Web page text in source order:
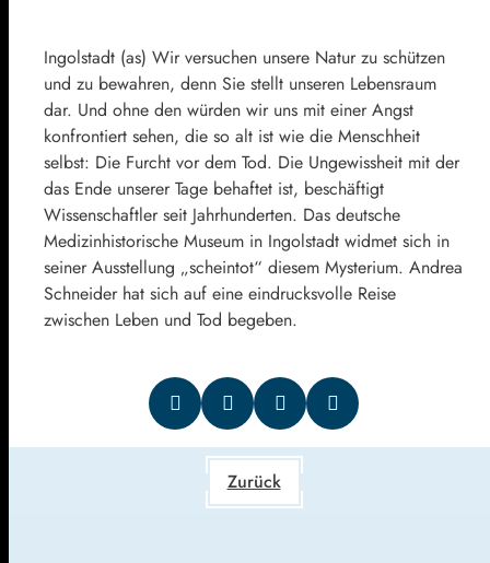
Ingolstadt (as) Wir versuchen unsere Natur zu schützen
und zu bewahren, denn Sie stellt unseren Lebensraum
dar. Und ohne den würden wir uns mit einer Angst
konfrontiert sehen, die so alt ist wie die Menschheit
selbst: Die Furcht vor dem Tod. Die Ungewissheit mit der
das Ende unserer Tage behaftet ist, beschäftigt
Wissenschaftler seit Jahrhunderten. Das deutsche
Medizinhistorische Museum in Ingolstadt widmet sich in
seiner Ausstellung „scheintot“ diesem Mysterium. Andrea
Schneider hat sich auf eine eindrucksvolle Reise
zwischen Leben und Tod begeben.
Zurück